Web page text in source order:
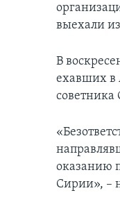
выехали
В
ехавших в
оказанию
Сирии», –